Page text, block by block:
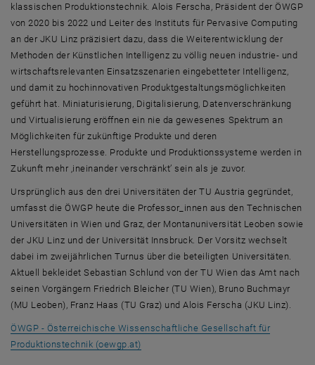
klassischen Produktionstechnik. Alois Ferscha, Präsident der ÖWGP
von 2020 bis 2022 und Leiter des Instituts für Pervasive Computing
an der JKU Linz präzisiert dazu, dass die Weiterentwicklung der
Methoden der Künstlichen Intelligenz zu völlig neuen industrie- und
wirtschaftsrelevanten Einsatzszenarien eingebetteter Intelligenz,
und damit zu hochinnovativen Produktgestaltungsmöglichkeiten
geführt hat. Miniaturisierung, Digitalisierung, Datenverschränkung
und Virtualisierung eröffnen ein nie da gewesenes Spektrum an
Möglichkeiten für zukünftige Produkte und deren
Herstellungsprozesse. Produkte und Produktionssysteme werden in
Zukunft mehr ‚ineinander verschränkt’ sein als je zuvor.
Ursprünglich aus den drei Universitäten der TU Austria gegründet,
umfasst die ÖWGP heute die Professor_innen aus den Technischen
Universitäten in Wien und Graz, der Montanuniversität Leoben sowie
der JKU Linz und der Universität Innsbruck. Der Vorsitz wechselt
dabei im zweijährlichen Turnus über die beteiligten Universitäten.
Aktuell bekleidet Sebastian Schlund von der TU Wien das Amt nach
seinen Vorgängern Friedrich Bleicher (TU Wien), Bruno Buchmayr
(MU Leoben), Franz Haas (TU Graz) und Alois Ferscha (JKU Linz).
ÖWGP - Österreichische Wissenschaftliche Gesellschaft für
Produktionstechnik (oewgp.at), opens an external URL in a new window